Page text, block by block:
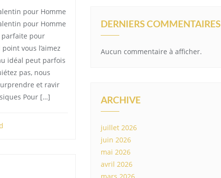
pour Homme
pour Homme
parfaite pour
vous l’aimez
idéal peut parfois
pas, nous
et ravir
Pour […]
DERNIERS COMMENTAIRES
Aucun commentaire à afficher.
ARCHIVE
juillet 2026
juin 2026
mai 2026
avril 2026